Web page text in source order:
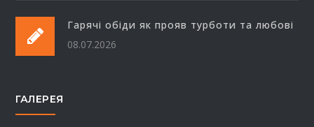
Гарячі обіди як прояв турботи та любові
08.07.2026
ГАЛЕРЕЯ